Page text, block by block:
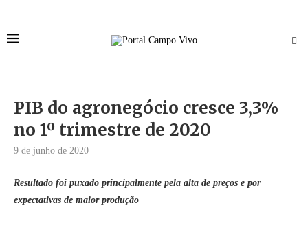
PIB do agronegócio cresce 3,3%
no 1º trimestre de 2020
9 de junho de 2020
Resultado foi puxado principalmente pela alta de preços e por
expectativas de maior produção